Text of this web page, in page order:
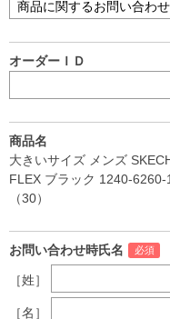
オーダーＩＤ
商品名
大きいサイズ メンズ
FLEX ブラック 1240-6260-
（30）
お問い合わせ時氏名
［姓］
［名］